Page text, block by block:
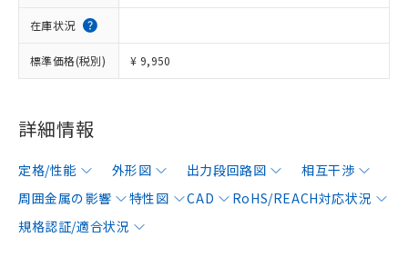
在庫状況
標準価格(税別) ¥ 9,950
詳細情報
定格/性能 外形図 出力段回路図
相互干渉
周囲金属の影響
特性図 CAD
RoHS/REACH対応状況
規格認証/適合状況